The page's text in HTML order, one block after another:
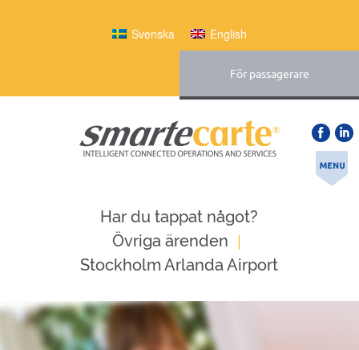
Svenska English
För passagerare
Har du tappat något?
Övriga ärenden |
Stockholm Arlanda Airport